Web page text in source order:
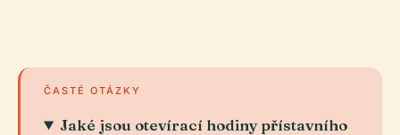
ČASTÉ OTÁZKY
Jaké jsou otevírací hodiny přístavního